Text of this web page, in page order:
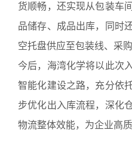
货顺畅，还实现从包装车
品储存、成品出库，同时
空托盘供应至包装线、采
今后，海湾化学将以此次
智能化建设之路，充分依
步优化出入库流程，深化
物流整体效能，为企业高